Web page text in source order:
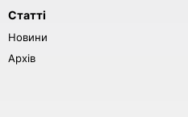
Статті
Новини
Архів